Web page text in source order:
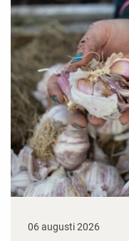
06 augusti 2026